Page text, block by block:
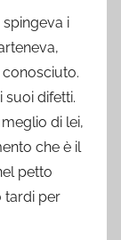
i
suoi difetti.
di lei,
che è il
petto
tardi per